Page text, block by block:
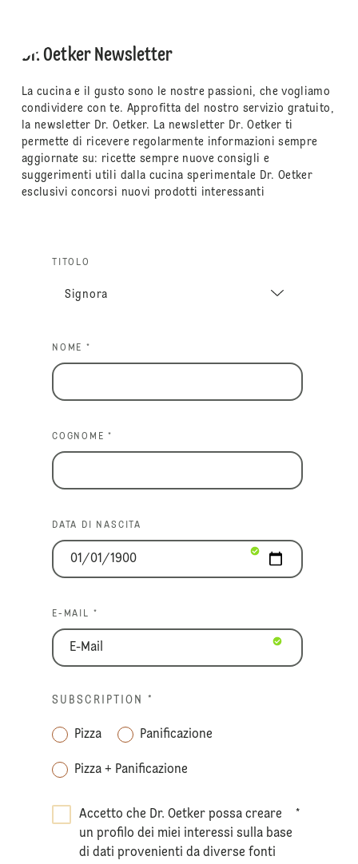
Dr. Oetker Newsletter
La cucina e il gusto sono le nostre passioni, che vogliamo
condividere con te. Approfitta del nostro servizio gratuito,
la newsletter Dr. Oetker. La newsletter Dr. Oetker ti
permette di ricevere regolarmente informazioni sempre
aggiornate su: ricette sempre nuove consigli e
suggerimenti utili dalla cucina sperimentale Dr. Oetker
esclusivi concorsi nuovi prodotti interessanti
TITOLO
NOME *
COGNOME *
DATA DI NASCITA
E-MAIL *
SUBSCRIPTION *
Pizza Panificazione
Pizza + Panificazione
Accetto che Dr. Oetker possa creare
un profilo dei miei interessi sulla base
di dati provenienti da diverse fonti
*